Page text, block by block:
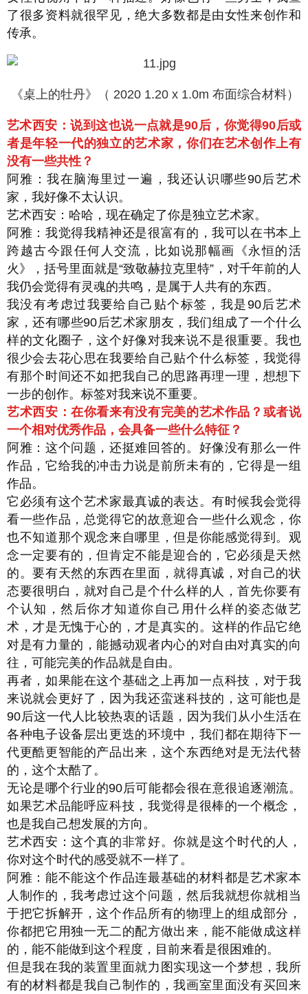
了很多资料就很罕见，绝大多数都是由女性来创作和
传承。
《桌上的牡丹》（ 2020 1.20 x 1.0m 布面综合材料）
艺术西安：说到这也说一点就是90后，你觉得90后或
者是年轻一代的独立的艺术家，你们在艺术创作上有
没有一些共性？
阿雅：我在脑海里过一遍，我还认识哪些90后艺术
家，我好像不太认识。
艺术西安：哈哈，现在确定了你是独立艺术家。
阿雅：我觉得我精神还是很富有的，我可以在书本上
跨越古今跟任何人交流，比如说那幅画《永恒的活
火》，括号里面就是“致敬赫拉克里特”，对千年前的人
我仍会觉得有灵魂的共鸣，是属于人共有的东西。
我没有考虑过我要给自己贴个标签，我是90后艺术
家，还有哪些90后艺术家朋友，我们组成了一个什么
样的文化圈子，这个好像对我来说不是很重要。我也
很少会去花心思在我要给自己贴个什么标签，我觉得
有那个时间还不如把我自己的思路再理一理，想想下
一步的创作。标签对我来说不重要。
艺术西安：在你看来有没有完美的艺术作品？或者说
一个相对优秀作品，会具备一些什么特征？
阿雅：这个问题，还挺难回答的。好像没有那么一件
作品，它给我的冲击力说是前所未有的，它得是一组
作品。
它必须有这个艺术家最真诚的表达。有时候我会觉得
看一些作品，总觉得它的故意迎合一些什么观念，你
也不知道那个观念来自哪里，但是你能感觉得到。观
念一定要有的，但肯定不能是迎合的，它必须是天然
的。要有天然的东西在里面，就得真诚，对自己的状
态要很明白，就对自己是个什么样的人，首先你要有
个认知，然后你才知道你自己用什么样的姿态做艺
术，才是无愧于心的，才是真实的。这样的作品它绝
对是有力量的，能撼动观者内心的对自由对真实的向
往，可能完美的作品就是自由。
再者，如果能在这个基础之上再加一点科技，对于我
来说就会更好了，因为我还蛮迷科技的，这可能也是
90后这一代人比较热衷的话题，因为我们从小生活在
各种电子设备层出更迭的环境中，我们都在期待下一
代更酷更智能的产品出来，这个东西绝对是无法代替
的，这个太酷了。
无论是哪个行业的90后可能都会很在意很追逐潮流。
如果艺术品能呼应科技，我觉得是很棒的一个概念，
也是我自己想发展的方向。
艺术西安：这个真的非常好。你就是这个时代的人，
你对这个时代的感受就不一样了。
阿雅：能不能这个作品连最基础的材料都是艺术家本
人制作的，我考虑过这个问题，然后我就想你就相当
于把它拆解开，这个作品所有的物理上的组成部分，
你都把它用独一无二的配方做出来，能不能做成这样
的，能不能做到这个程度，目前来看是很困难的。
但是我在我的装置里面就力图实现这一个梦想，我所
有的材料都是我自己制作的，我画室里面没有买回来